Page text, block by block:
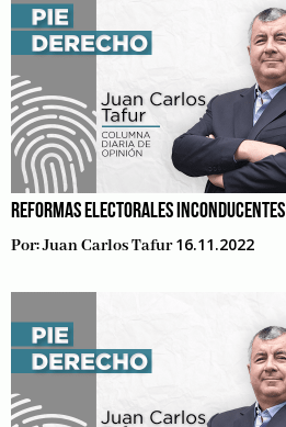
REFORMAS ELECTORALES INCONDUCENTES
Por:Juan Carlos Tafur 16.11.2022